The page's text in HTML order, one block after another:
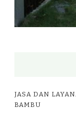
JASA DAN
BAMBU